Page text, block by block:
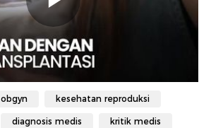
obgyn kesehatan reproduksi
diagnosis medis kritik medis